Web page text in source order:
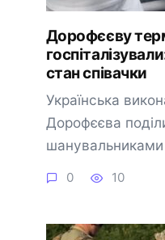
Дорофєєву
стан співачки
Українська
Дорофєєва
шанувальниками
0 10